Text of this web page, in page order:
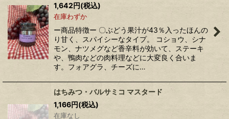
1,642円(税込)
在庫わずか
ー商品特徴ー 〇ぶどう果汁が43％入ったほんの
り甘く、スパイシーなタイプ。 コショウ、シナ
モン、ナツメグなど香辛料が効いて、ステーキ
や、鴨肉などの肉料理などに大変良く合いま
す。フォアグラ、チーズに…
はちみつ・バルサミコ マスタード
1,166円(税込)
在庫なし